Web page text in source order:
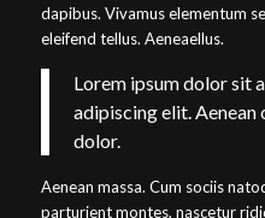
dapibus. Vivamus elementum
eleifend tellus. Aeneaellus.
Lorem ipsum dolor sit
adipiscing elit.
dolor.
Aenean massa. Cum sociis
parturient montes, nascetur